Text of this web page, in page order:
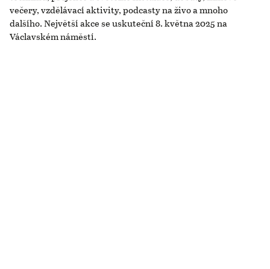
večery, vzdělávací aktivity, podcasty na živo a mnoho
dalšího. Největší akce se uskuteční 8. května 2025 na
Václavském náměstí.